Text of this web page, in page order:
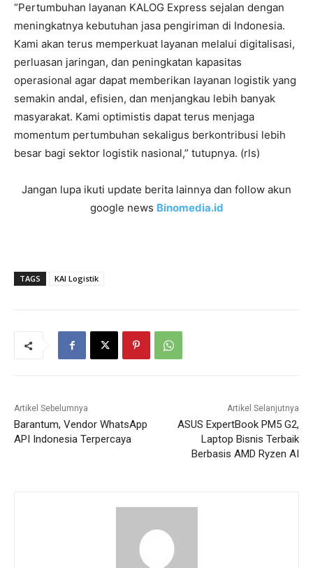
“Pertumbuhan layanan KALOG Express sejalan dengan
meningkatnya kebutuhan jasa pengiriman di Indonesia.
Kami akan terus memperkuat layanan melalui digitalisasi,
perluasan jaringan, dan peningkatan kapasitas
operasional agar dapat memberikan layanan logistik yang
semakin andal, efisien, dan menjangkau lebih banyak
masyarakat. Kami optimistis dapat terus menjaga
momentum pertumbuhan sekaligus berkontribusi lebih
besar bagi sektor logistik nasional,” tutupnya. (rls)
Jangan lupa ikuti update berita lainnya dan follow akun
google news Binomedia.id
TAGS KAI Logistik
Artikel Sebelumnya
Barantum, Vendor WhatsApp
API Indonesia Terpercaya
Artikel Selanjutnya
ASUS ExpertBook PM5 G2,
Laptop Bisnis Terbaik
Berbasis AMD Ryzen AI